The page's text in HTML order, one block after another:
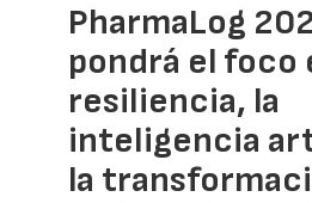
PharmaLog
pondrá el foco
resiliencia, la
inteligencia
la